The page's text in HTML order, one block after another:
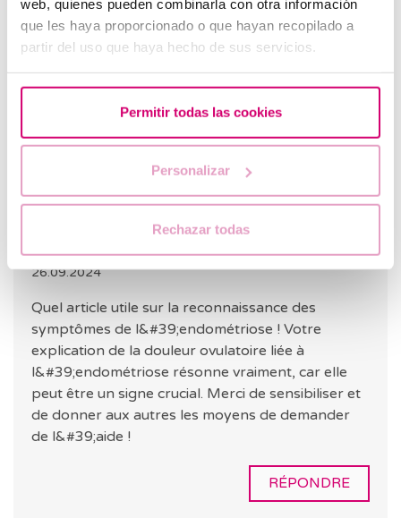
web, quienes pueden combinarla con otra información
que les haya proporcionado o que hayan recopilado a
partir del uso que haya hecho de sus servicios.
Permitir todas las cookies
Personalizar
Rechazar todas
l&#39;endométriose ? J&#39;ai de très
fortes douleurs dans le bas-ventre et du
côté gauche de mon ovaire.
Melody De la Cruz
26.09.2024
Quel article utile sur la reconnaissance des
symptômes de l&#39;endométriose ! Votre
explication de la douleur ovulatoire liée à
l&#39;endométriose résonne vraiment, car elle
peut être un signe crucial. Merci de sensibiliser et
de donner aux autres les moyens de demander
de l&#39;aide !
RÉPONDRE